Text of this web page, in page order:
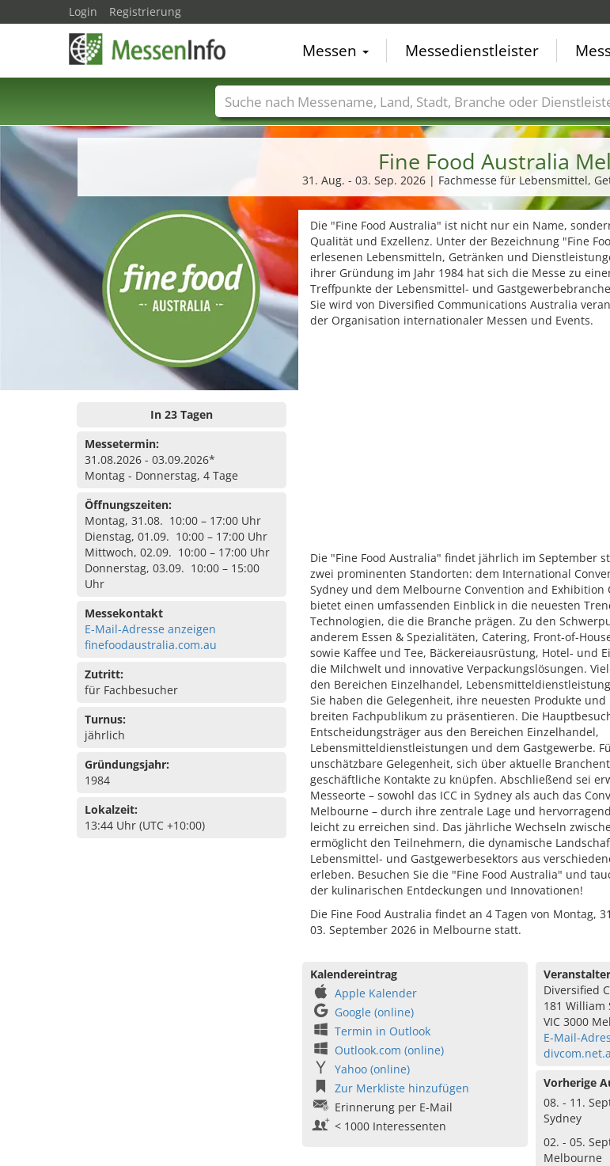
Fine Food Australia
31. Aug. - 03. Sep. 2026 | Fachmesse für Lebensmittel,
In 23 Tagen
Messetermin:
31.08.2026 - 03.09.2026*
Montag - Donnerstag, 4 Tage
Öffnungszeiten:
Montag, 31.08. 10:00 – 17:00 Uhr
Dienstag, 01.09. 10:00 – 17:00 Uhr
Mittwoch, 02.09. 10:00 – 17:00 Uhr
Donnerstag, 03.09. 10:00 – 15:00
Uhr
Messekontakt
E-Mail-Adresse anzeigen
finefoodaustralia.com.au
Zutritt:
für Fachbesucher
Turnus:
jährlich
Gründungsjahr:
1984
Lokalzeit:
13:44 Uhr (UTC +10:00)
Die "Fine Food Australia" ist nicht nur ein Name,
Qualität und Exzellenz. Unter der Bezeichnung "Fine
erlesenen Lebensmitteln, Getränken und
ihrer Gründung im Jahr 1984 hat sich die Messe zu
Treffpunkte der Lebensmittel- und
Sie wird von Diversified Communications Australia
der Organisation internationaler Messen und Events.
Die "Fine Food Australia" findet jährlich im September
zwei prominenten Standorten: dem International
Sydney und dem Melbourne Convention and Exhibition
bietet einen umfassenden Einblick in die neuesten
Technologien, die die Branche prägen. Zu den
anderem Essen & Spezialitäten, Catering, Front-of-
sowie Kaffee und Tee, Bäckereiausrüstung, Hotel- und
die Milchwelt und innovative Verpackungslösungen.
den Bereichen Einzelhandel,
Sie haben die Gelegenheit, ihre neuesten Produkte
breiten Fachpublikum zu präsentieren. Die
Entscheidungsträger aus den Bereichen Einzelhandel,
Lebensmitteldienstleistungen und dem Gastgewerbe.
unschätzbare Gelegenheit, sich über aktuelle
geschäftliche Kontakte zu knüpfen. Abschließend sei
Messeorte – sowohl das ICC in Sydney als auch das
Melbourne – durch ihre zentrale Lage und
leicht zu erreichen sind. Das jährliche Wechseln
ermöglicht den Teilnehmern, die dynamische
Lebensmittel- und Gastgewerbesektors aus
erleben. Besuchen Sie die "Fine Food Australia" und
der kulinarischen Entdeckungen und Innovationen!
Die Fine Food Australia findet an 4 Tagen von Montag,
03. September 2026 in Melbourne statt.
Kalendereintrag
Apple Kalender
Google (online)
Termin in Outlook
Outlook.com (online)
Yahoo (online)
Zur Merkliste hinzufügen
Erinnerung per E-Mail
< 1000 Interessenten
Veranstalter
Diversified
181 William
VIC 3000
E-Mail-
Vorherige
08. - 11.
Sydney
02. - 05.
Melbourne
Login Registrierung
Messen Messedienstleister
Messenamen Länder Städte Branchen